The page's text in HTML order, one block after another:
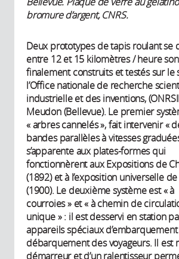
bromure d’argent, CNRS.
Deux prototypes de tapis roulant se
entre 12 et 15 kilomètres / heure
finalement construits et testés sur le
l’Office nationale de recherche
industrielle et des inventions,
Meudon (Bellevue). Le premier
« arbres cannelés », fait intervenir «
bandes parallèles à vitesses
s’apparente aux plates-formes qui
fonctionnèrent aux Expositions de
(1892) et à l’exposition universelle
(1900). Le deuxième système est « à
courroies » et « à chemin de
unique » : il est desservi en station
appareils spéciaux
débarquement des voyageurs. Il est
démarreur et d’un ralentisseur